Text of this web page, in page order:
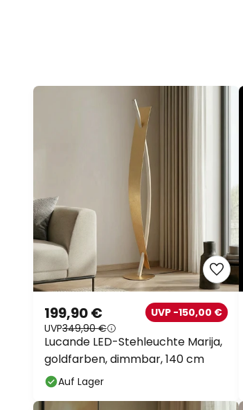
199,90 €
UVP349,90 €
UVP -150,00 €
Lucande LED-Stehleuchte Marija,
goldfarben, dimmbar, 140 cm
Auf Lager